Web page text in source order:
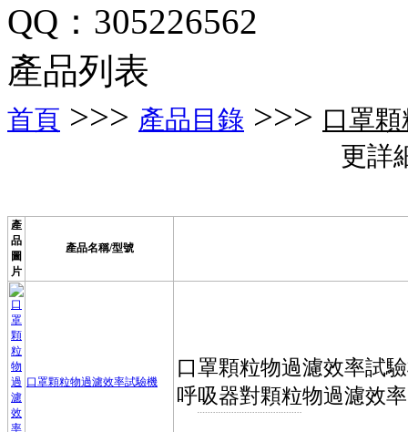
QQ：305226562
產品列表
首頁 >>> 產品目錄 >>> 口罩
更詳
產
品
圖
片
產品名稱/型號
口罩顆粒物過濾效率試驗機